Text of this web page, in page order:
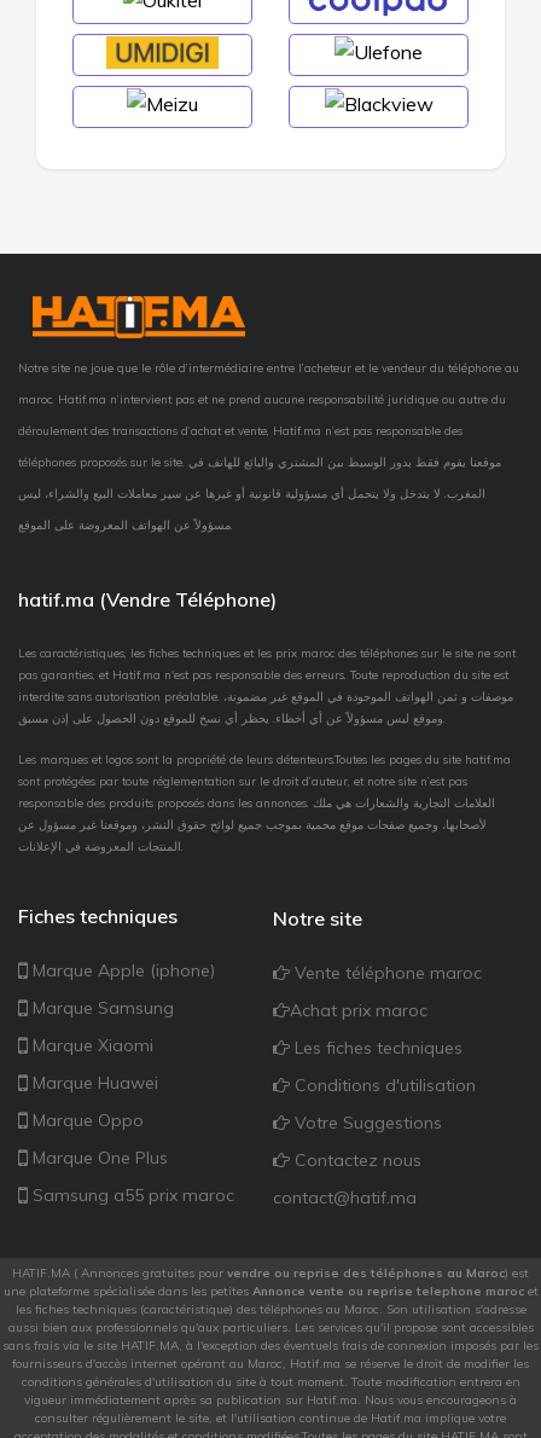
Notre site ne joue que le rôle d’intermédiaire entre l’acheteur et le vendeur du téléphone au
maroc. Hatif.ma n’intervient pas et ne prend aucune responsabilité juridique ou autre du
déroulement des transactions d’achat et vente, Hatif.ma n’est pas responsable des
téléphones proposés sur le site. موقعنا يقوم فقط بدور الوسيط بين المشتري والبائع للهاتف في
المغرب. لا يتدخل ولا يتحمل أي مسؤولية قانونية أو غيرها عن سير معاملات البيع والشراء، ليس
hatif.ma (Vendre Téléphone)
Les caractéristiques, les fiches techniques et les prix maroc des téléphones sur le site ne sont
pas garanties, et Hatif.ma n'est pas responsable des erreurs. Toute reproduction du site est
interdite sans autorisation préalable. موصفات و ثمن الهواتف الموجودة في الموقع غير مضمونة،
Les marques et logos sont la propriété de leurs détenteurs.Toutes les pages du site hatif.ma
sont protégées par toute réglementation sur le droit d’auteur, et notre site n’est pas
responsable des produits proposés dans les annonces. العلامات التجارية والشعارات هي ملك
لأصحابها، وجميع صفحات موقع محمية بموجب جميع لوائح حقوق النشر، وموقعنا غير مسؤول عن
Fiches techniques
Marque Apple (iphone)
Marque Samsung
Marque Xiaomi
Marque Huawei
Marque Oppo
Marque One Plus
Samsung a55 prix maroc
Notre site
Vente téléphone maroc
Achat prix maroc
Les fiches techniques
Conditions d'utilisation
Votre Suggestions
Contactez nous
contact@hatif.ma
HATIF.MA ( Annonces gratuites pour vendre ou reprise des téléphones au Maroc) est
une plateforme spécialisée dans les petites Annonce vente ou reprise telephone marocet
les fiches techniques (caractéristique) des téléphones au Maroc. Son utilisation s'adresse
aussi bien aux professionnels qu'aux particuliers. Les services qu'il propose sont accessibles
sans frais via le site HATIF.MA, à l'exception des éventuels frais de connexion imposés par les
fournisseurs d'accès internet opérant au Maroc, Hatif.ma se réserve le droit de modifier les
conditions générales d'utilisation du site à tout moment. Toute modification entrera en
vigueur immédiatement après sa publication sur Hatif.ma. Nous vous encourageons à
consulter régulièrement le site, et l'utilisation continue de Hatif.ma implique votre